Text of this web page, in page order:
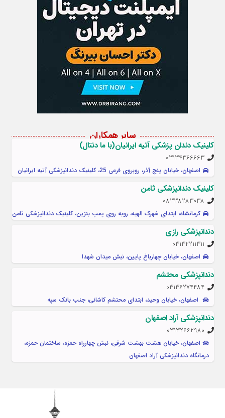
سایر همکاران
کلینیک دندان پزشکی آتیه ایرانیان(با ما دنتال)
03134366663
اصفهان، خیابان پنج آذر، روبروی فرعی 25، کلينيک دندانپزشکی آتیه ایرانیان
کلینیک دندانپزشکی ثامن
08338283038
کرمانشاه، ابتدای شهرک الهیه، روبه روی پمپ بنزین، کلینیک دندانپزشکی ثامن
دندانپزشکی رازی
03132211311
اصفهان، خیابان چهارباغ پایین، نبش میدان شهدا
دندانپزشکی محتشم
03136274484
اصفهان، خیابان وحید، ابتدای محتشم کاشانی، جنب بانک سپه
دندانپزشکی آراد اصفهان
03132662980
اصفهان، خیابان هشت بهشت شرقی، نبش چهارراه حمزه، ساختمان حمزه،
درمانگاه دندانپزشکی آراد اصفهان